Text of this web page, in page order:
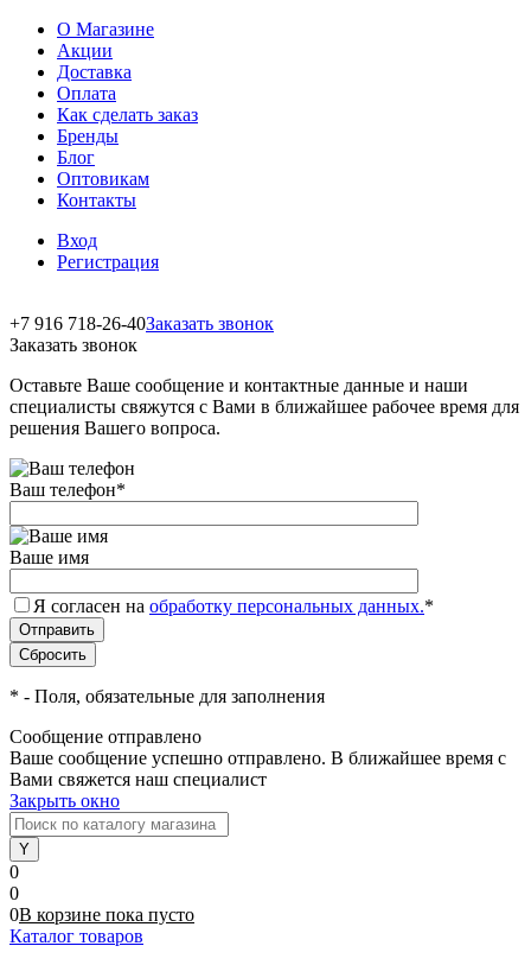
О Магазине
Акции
Доставка
Оплата
Как сделать заказ
Бренды
Блог
Оптовикам
Контакты
Вход
Регистрация
+7 916 718-26-40Заказать звонок
Заказать звонок
Оставьте Ваше сообщение и контактные данные и наши
специалисты свяжутся с Вами в ближайшее рабочее время для
решения Вашего вопроса.
Ваш телефон*
Ваше имя
Я согласен на обработку персональных данных.*
* - Поля, обязательные для заполнения
Сообщение отправлено
Ваше сообщение успешно отправлено. В ближайшее время с
Вами свяжется наш специалист
Закрыть окно
0
0
0В корзине пока пусто
Каталог товаров